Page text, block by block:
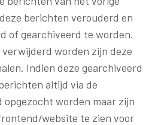
berichten verouderd en
of gearchiveerd te worden.
worden zijn deze
Indien deze gearchiveerd
altijd via de
opgezocht worden maar zijn
website te zien voor